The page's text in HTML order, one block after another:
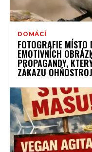
DOMÁCÍ
FOTOGRAFIE MÍSTO
EMOTIVNÍCH
PROPAGANDY,
ZÁKAZU